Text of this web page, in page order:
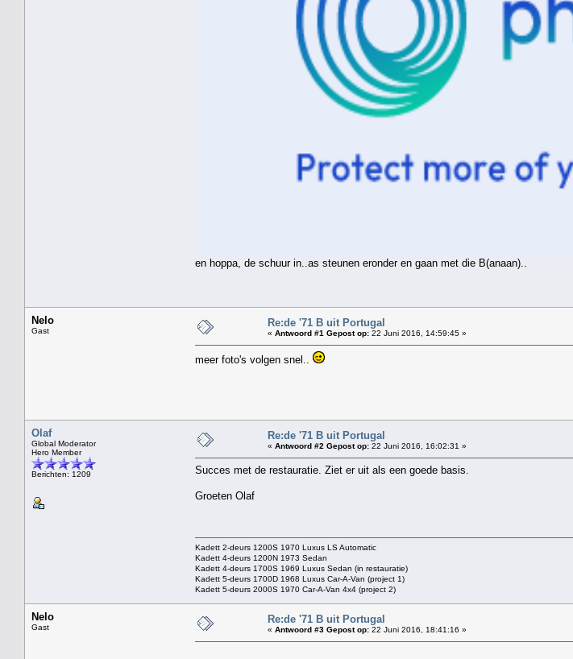
en hoppa, de schuur in..as steunen eronder en gaan met die B(anaan)..
Nelo
Gast
Re:de '71 B uit Portugal
« Antwoord #1 Gepost op: 22 Juni 2016, 14:59:45 »
meer foto's volgen snel..
Olaf
Global Moderator
Hero Member
Berichten: 1209
Re:de '71 B uit Portugal
« Antwoord #2 Gepost op: 22 Juni 2016, 16:02:31 »
Succes met de restauratie. Ziet er uit als een goede basis.
Groeten Olaf
Kadett 2-deurs 1200S 1970 Luxus LS Automatic
Kadett 4-deurs 1200N 1973 Sedan
Kadett 4-deurs 1700S 1969 Luxus Sedan (in restauratie)
Kadett 5-deurs 1700D 1968 Luxus Car-A-Van (project 1)
Kadett 5-deurs 2000S 1970 Car-A-Van 4x4 (project 2)
Nelo
Gast
Re:de '71 B uit Portugal
« Antwoord #3 Gepost op: 22 Juni 2016, 18:41:16 »